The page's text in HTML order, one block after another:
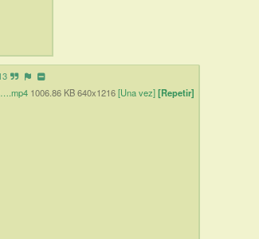
1006.86 KB 640x1216[Una vez][Repetir]